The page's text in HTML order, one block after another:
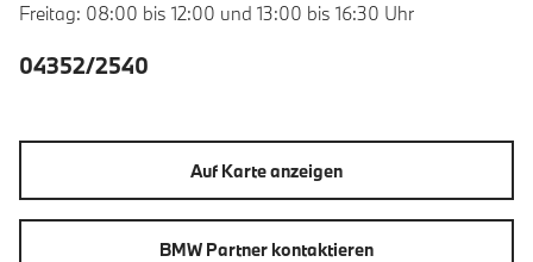
Freitag: 08:00 bis 12:00 und 13:00 bis 16:30 Uhr
04352/2540
Auf Karte anzeigen
BMW Partner kontaktieren